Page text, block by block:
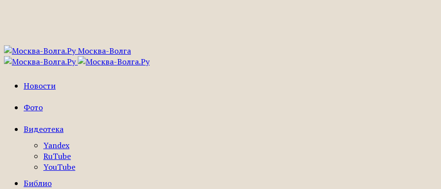
Москва-Волга
Новости
Фото
Видеотека
Yandex
RuTube
YouTube
Библио